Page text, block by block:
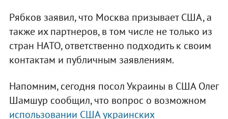
Рябков заявил, что Москва призывает США, а
также их партнеров, в том числе не только из
стран НАТО, ответственно подходить к своим
контактам и публичным заявлениям.
Напомним, сегодня посол Украины в США Олег
Шамшур сообщил, что вопрос о возможном
использовании США украинских